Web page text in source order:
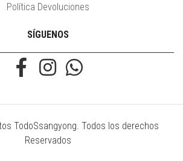
Política Devoluciones
SÍGUENOS
TodoSsangyong. Todos los derechos
Reservados